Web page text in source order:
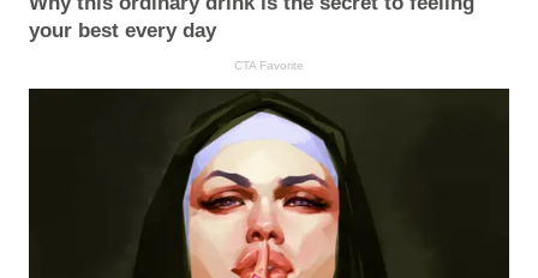
your best every day
CTA Favorite